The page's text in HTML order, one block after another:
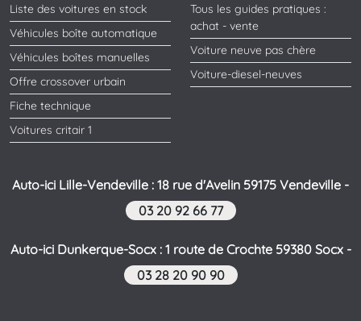
Liste des voitures en stock
Véhicules boîte automatique
Véhicules boîtes manuelles
Offre crossover urbain
Fiche technique
Voitures critair 1
Tous les guides pratiques :
achat - vente
Voiture neuve pas chère
Voiture-diesel-neuves
Auto-ici Lille-Vendeville : 18 rue d'Avelin 59175 Vendeville -
03 20 92 66 77
Auto-ici Dunkerque-Socx : 1 route de Crochte 59380 Socx -
03 28 20 90 90